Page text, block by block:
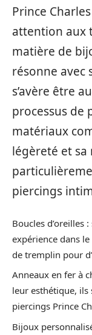
Prince
attention aux
matière de
résonne avec
s’avère être
processus de
matériaux
légèreté et sa
piercings
Boucles d’oreilles
expérience dans
de tremplin pour
Anneaux en fer à
leur esthétique,
piercings Prince
Bijoux